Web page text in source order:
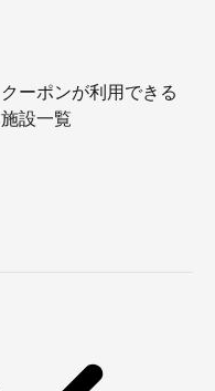
クーポンが利用できる
施設一覧